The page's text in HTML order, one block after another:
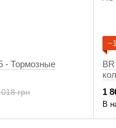
- Тормозные
грн 1
В